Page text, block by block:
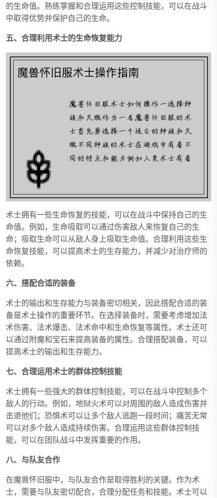
的生命值。熟练掌握和合理运用这些控制技能，可以在战斗
中取得优势并保护自己的生命。
五、合理利用术士的生命恢复能力
术士拥有一些生命恢复的技能，可以在战斗中保持自己的生
命值。例如，生命吸取可以通过伤害敌人来恢复自己的生
命；吸取生命可以从敌人身上吸取生命值。合理利用这些生
命恢复技能，可以提高术士的生存能力，并减少对治疗师的
依赖。
六、搭配合适的装备
术士的输出和生存能力与装备密切相关，因此搭配合适的装
备是术士操作的重要环节。在选择装备时，需要考虑增加法
术伤害、法术爆击、法术命中和生命恢复等属性。术士还可
以通过附魔和宝石来提高装备的属性。合理搭配装备，可以
提高术士的输出和生存能力。
七、合理运用术士的群体控制技能
术士拥有一些强大的群体控制技能，可以在战斗中控制多个
敌人的行动。例如，地狱火术可以对周围的敌人造成伤害并
击退他们；恐惧术可以让多个敌人逃跑一段时间；痛苦无常
可以对多个敌人造成持续伤害。合理运用这些群体控制技
能，可以在团队战斗中发挥重要的作用。
八、与队友合作
在魔兽怀旧服中，与队友合作是取得胜利的关键。作为术
士，需要与队友密切配合，合理分配任务和技能。术士可以